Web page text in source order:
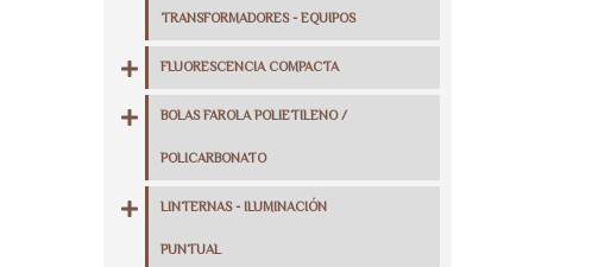
TRANSFORMADORES - EQUIPOS
FLUORESCENCIA COMPACTA
BOLAS FAROLA POLIETILENO /
POLICARBONATO
LINTERNAS - ILUMINACIÓN
PUNTUAL